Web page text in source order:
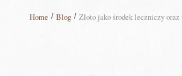
Home Blog Złoto jako środek leczniczy